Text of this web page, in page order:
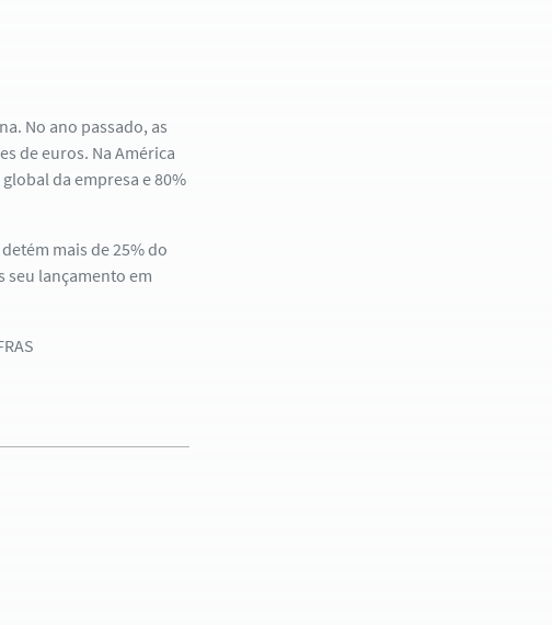
No ano passado, as
de euros. Na América
da empresa e 80%
mais de 25% do
seu lançamento em